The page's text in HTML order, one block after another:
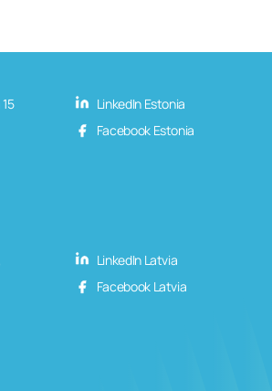
LinkedIn Estonia
Facebook Estonia
LinkedIn Latvia
Facebook Latvia